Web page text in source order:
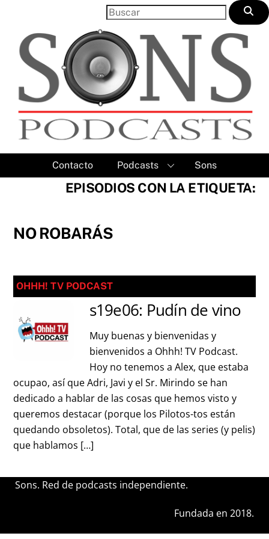
content
Contacto Podcasts Sons
EPISODIOS CON LA ETIQUETA:
NO ROBARÁS
OHHH! TV PODCAST
s19e06: Pudín de vino
Muy buenas y bienvenidas y
bienvenidos a Ohhh! TV Podcast.
Hoy no tenemos a Alex, que estaba
ocupao, así que Adri, Javi y el Sr. Mirindo se han
dedicado a hablar de las cosas que hemos visto y
queremos destacar (porque los Pilotos-tos están
quedando obsoletos). Total, que de las series (y pelis)
que hablamos […]
Sons. Red de podcasts independiente.
Fundada en 2018.